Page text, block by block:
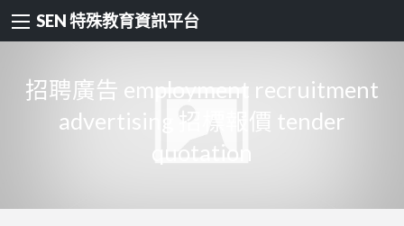
SEN 特殊教育資訊平台
招聘廣告 employment recruitment
advertising 招標報價 tender
quotation